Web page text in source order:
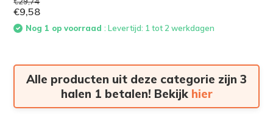
€9,58
Nog 1 op voorraad: Levertijd: 1 tot 2 werkdagen
Alle producten uit deze categorie zijn 3
halen 1 betalen! Bekijk hier